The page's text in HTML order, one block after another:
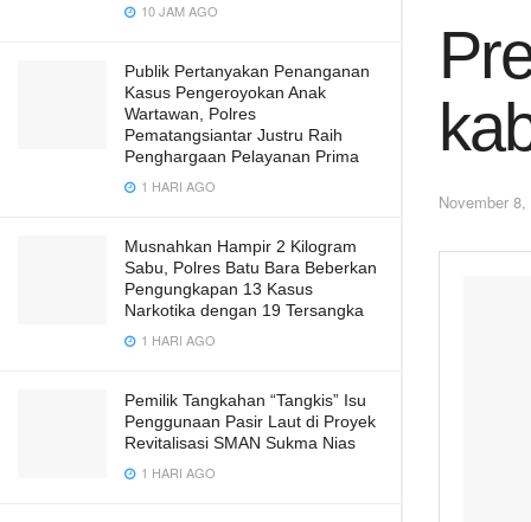
10 JAM AGO
Publik Pertanyakan Penanganan
Kasus Pengeroyokan Anak
Wartawan, Polres
Pematangsiantar Justru Raih
Penghargaan Pelayanan Prima
1 HARI AGO
Musnahkan Hampir 2 Kilogram
Sabu, Polres Batu Bara Beberkan
Pengungkapan 13 Kasus
Narkotika dengan 19 Tersangka
1 HARI AGO
Pemilik Tangkahan “Tangkis” Isu
Penggunaan Pasir Laut di Proyek
Revitalisasi SMAN Sukma Nias
1 HARI AGO
November 8,